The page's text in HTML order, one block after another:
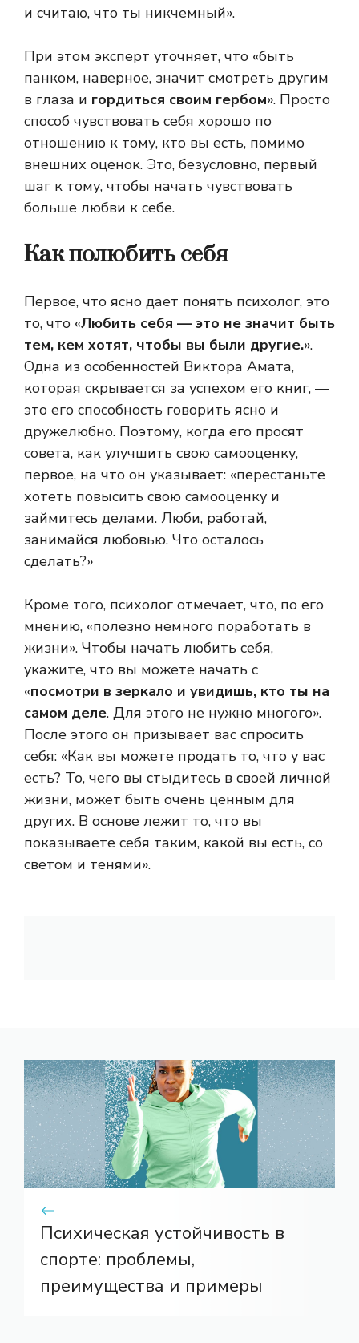
и считаю, что ты никчемный».
При этом эксперт уточняет, что «быть
панком, наверное, значит смотреть другим
в глаза и гордиться своим гербом». Просто
способ чувствовать себя хорошо по
отношению к тому, кто вы есть, помимо
внешних оценок. Это, безусловно, первый
шаг к тому, чтобы начать чувствовать
больше любви к себе.
Как полюбить себя
Первое, что ясно дает понять психолог, это
то, что «Любить себя — это не значит быть
тем, кем хотят, чтобы вы были другие.».
Одна из особенностей Виктора Амата,
которая скрывается за успехом его книг, —
это его способность говорить ясно и
дружелюбно. Поэтому, когда его просят
совета, как улучшить свою самооценку,
первое, на что он указывает: «перестаньте
хотеть повысить свою самооценку и
займитесь делами. Люби, работай,
занимайся любовью. Что осталось
сделать?»
Кроме того, психолог отмечает, что, по его
мнению, «полезно немного поработать в
жизни». Чтобы начать любить себя,
укажите, что вы можете начать с
«посмотри в зеркало и увидишь, кто ты на
самом деле. Для этого не нужно многого».
После этого он призывает вас спросить
себя: «Как вы можете продать то, что у вас
есть? То, чего вы стыдитесь в своей личной
жизни, может быть очень ценным для
других. В основе лежит то, что вы
показываете себя таким, какой вы есть, со
светом и тенями».
Психическая устойчивость в
спорте: проблемы,
преимущества и примеры